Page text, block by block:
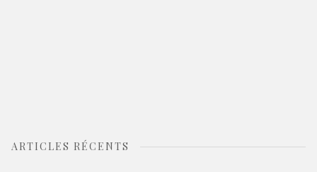
ARTICLES RÉCENTS